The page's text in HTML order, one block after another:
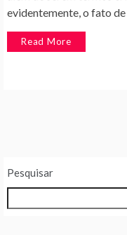
evidentemente, o fato
Read More
Pesquisar